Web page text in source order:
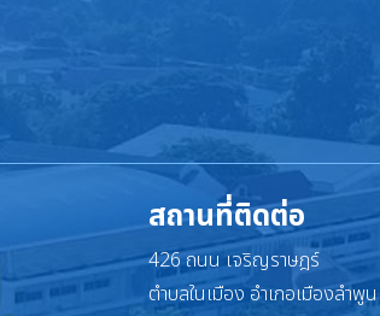
สถานที่ติดต่อ
426 ถนน เจริญราษฎร์
ตำบลในเมือง อำเภอเมืองลำพูน